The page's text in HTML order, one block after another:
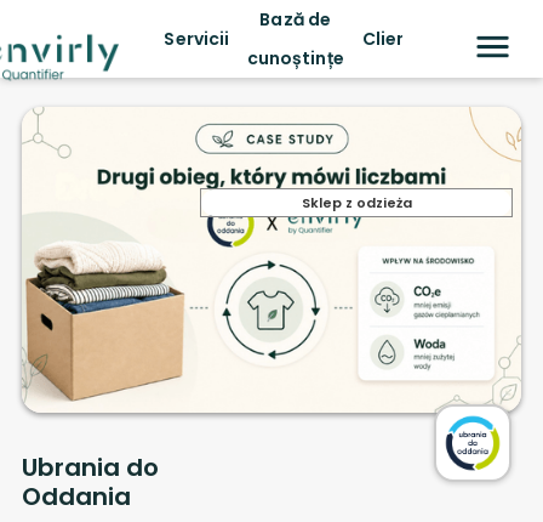
Servicii
Bază de
cunoștințe
Clienți
Sklep z odzieża
Ubrania do
Oddania